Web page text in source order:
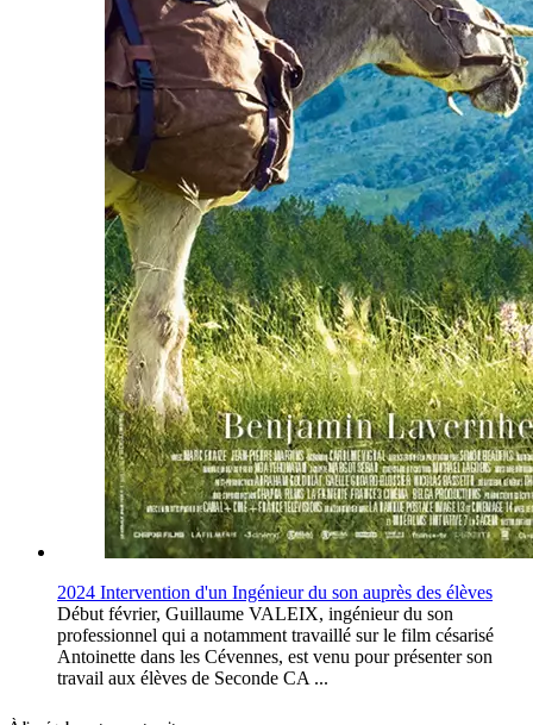
2024 Intervention d'un Ingénieur du son auprès des élèves
Début février, Guillaume VALEIX, ingénieur du son
professionnel qui a notamment travaillé sur le film césarisé
Antoinette dans les Cévennes, est venu pour présenter son
travail aux élèves de Seconde CA ...